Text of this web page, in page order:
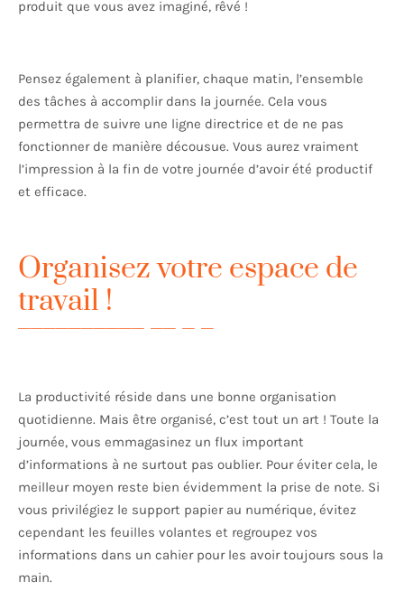
produit que vous avez imaginé, rêvé !
Pensez également à planifier, chaque matin, l’ensemble
des tâches à accomplir dans la journée. Cela vous
permettra de suivre une ligne directrice et de ne pas
fonctionner de manière décousue. Vous aurez vraiment
l’impression à la fin de votre journée d’avoir été productif
et efficace.
Organisez votre espace de
travail !
La productivité réside dans une bonne organisation
quotidienne. Mais être organisé, c’est tout un art ! Toute la
journée, vous emmagasinez un flux important
d’informations à ne surtout pas oublier. Pour éviter cela, le
meilleur moyen reste bien évidemment la prise de note. Si
vous privilégiez le support papier au numérique, évitez
cependant les feuilles volantes et regroupez vos
informations dans un cahier pour les avoir toujours sous la
main.